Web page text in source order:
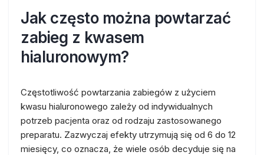
Jak często można powtarzać
zabieg z kwasem
hialuronowym?
Częstotliwość powtarzania zabiegów z użyciem
kwasu hialuronowego zależy od indywidualnych
potrzeb pacjenta oraz od rodzaju zastosowanego
preparatu. Zazwyczaj efekty utrzymują się od 6 do 12
miesięcy, co oznacza, że wiele osób decyduje się na